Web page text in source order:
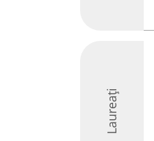
Laureați